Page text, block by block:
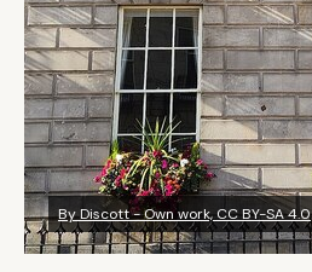
By Discott - Own work, CC BY-SA 4.0